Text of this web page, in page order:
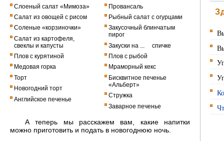
Слоеный салат «Мимоза»
Салат из овощей с рисом
Соленые «корзиночки»
Салат из картофеля,
свеклы и капусты
Плов с курятиной
Медовая горка
Торт
Новогодний торт
Английское печенье
Провансаль
Рыбный салат с огурцами
Закусочный блинчатым
пирог
Закуски на ... спичке
Плов с рыбой
Мраморный кекс
Бисквитное печенье
«Альберт»
Стружка
Заварное печенье
А теперь мы расскажем вам, какие напитки
можно приготовить и подать в новогоднюю ночь.